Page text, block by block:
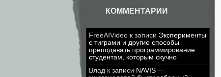
КОММЕНТАРИИ
FreeAIVideo к записи Эксперименты
с тиграми и другие способы
преподавать программирование
студентам, которым скучно
Влад к записи NAVIS —